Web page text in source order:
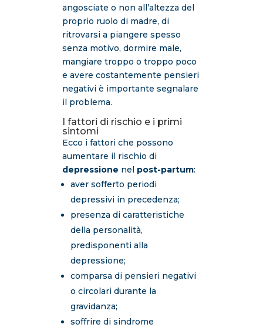
angosciate o non all’altezza del
proprio ruolo di madre, di
ritrovarsi a piangere spesso
senza motivo, dormire male,
mangiare troppo o troppo poco
e avere costantemente pensieri
negativi è importante segnalare
il problema.
I fattori di rischio e i primi
sintomi
Ecco i fattori che possono
aumentare il rischio di
depressione nel post-partum:
aver sofferto periodi
depressivi in precedenza;
presenza di caratteristiche
della personalità,
predisponenti alla
depressione;
comparsa di pensieri negativi
o circolari durante la
gravidanza;
soffrire di sindrome